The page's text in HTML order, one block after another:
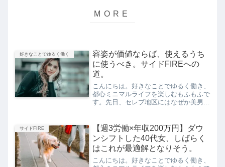
好きなことでゆるく働く
容姿が価値ならば、使えるうち
に使うべき。サイドFIREへの
道。
こんにちは。好きなことでゆるく働き、
都心ミニマルライフを楽しむもふもふで
す。先日、セレブ地区にはなぜか美男美
は、美貌が一つの要素となる、という仮
説（あくまでも私の仮説です...
サイドFIRE
【週3労働×年収200万円】ダウ
ンシフトした40代女、しばらく
はこれが最適解となりそう。
こんにちは。好きなことでゆるく働き、